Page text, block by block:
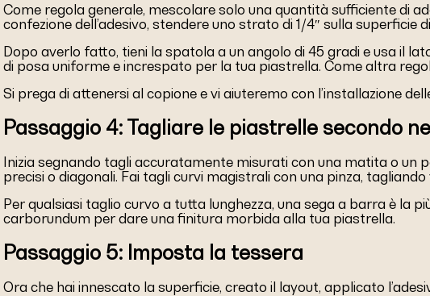
Come regola generale, mescolare solo una quantità sufficiente di
confezione dell’adesivo, stendere uno strato di 1/4″ sulla superficie
Dopo averlo fatto, tieni la spatola a un angolo di 45 gradi e usa il
di posa uniforme e increspato per la tua piastrella. Come altra
Si prega di attenersi al copione e vi aiuteremo con l’installazione
Passaggio 4: Tagliare le piastrelle secondo
Inizia segnando tagli accuratamente misurati con una matita o un
precisi o diagonali. Fai tagli curvi magistrali con una pinza,
Per qualsiasi taglio curvo a tutta lunghezza, una sega a barra è la
carborundum per dare una finitura morbida alla tua piastrella.
Passaggio 5: Imposta la tessera
Ora che hai innescato la superficie, creato il layout, applicato